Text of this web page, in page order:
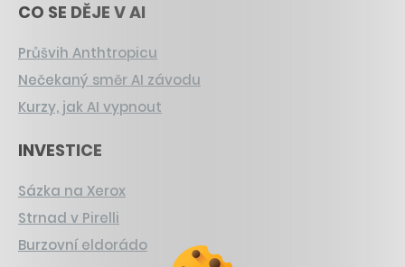
CO SE DĚJE V AI
Průšvih Anthtropicu
Nečekaný směr AI závodu
Kurzy, jak AI vypnout
INVESTICE
Sázka na Xerox
Strnad v Pirelli
Burzovní eldorádo